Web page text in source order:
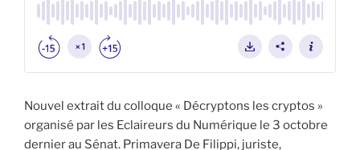
Nouvel extrait du colloque « Décryptons les cryptos »
organisé par les Eclaireurs du Numérique le 3 octobre
dernier au Sénat. Primavera De Filippi, juriste,